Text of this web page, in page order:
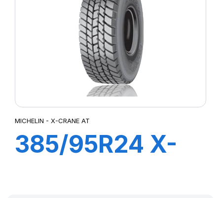
MICHELIN - X-CRANE AT
385/95R24 X-